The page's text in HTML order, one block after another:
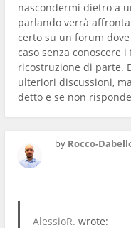
nascondermi dietro a
parlando verrà
certo su un forum
caso senza conoscere
ricostruzione di parte.
ulteriori discussioni,
detto e se non
by Rocco-
AlessioR. wrote: